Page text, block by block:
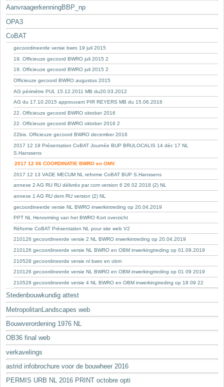
AanvraagerkenningBBP_np
OPA3
CoBAT
gecoordineerde versie bwro 19 juli 2015
19. Officieuze gecoord BWRO juli 2015 2
19. Officieuze gecoord BWRO juli 2015 2
Officieuze gecoord BWRO augustus 2015
AG périmètre PUL 15.12.2011 MB du20.03.2012
AG du 17.10.2015 approuvant PIR REYERS MB du 15.06.2016
22. Officieuze gecoord BWRO oktober 2016
22. Officieuze gecoord BWRO oktober 2016 2
22bis. Officieuze gecoord BWRO december 2016
2017 12 19 Présentation CoBAT Journée BUP BRULOCALIS 14 déc 17 NL
S.Hanssens
2017 12 06 COORDINATIE BWRO en OMV
2017 12 13 VADE MECUM NL reforme CoBAT BUP S.Hanssens
annexe 2 AG RU RU délivrés par com version 6 26 02 2018 (2) NL
annexe 1 AG RU dem RU version (2) NL
gecoordineerde versie NL BWRO inwerkintreding op 20.04.2019
PPT NL Hervorming van het BWRO Kort overzicht
Réforme CoBAT Présentation NL pour site web V2
210126 gecoordineerde versie 2 NL BWRO inwerkintreding op 20.04.2019
210126 gecoordineerde versie NL BWRO en OBM inwerkingtreding op 01.09.2019
210528 gecoordineerde versie nl bwro en obm
210126 gecoordineerde versie NL BWRO en OBM inwerkingtreding op 01 09 2019
210528 gecoordineerde versie 4 NL BWRO en OBM inwerkingtreding op 18 09 22
Stedenbouwkundig attest
MetropolitanLandscapes web
Bouwverordening 1976 NL
OB36 final web
verkavelings
astrid infobrochure voor de bouwheer 2016
PERMIS URB NL 2016 PRINT octobre opti